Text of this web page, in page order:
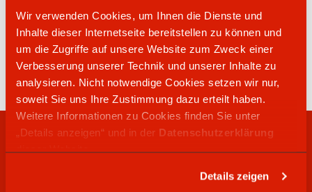
Wir verwenden Cookies, um Ihnen die Dienste und
Inhalte dieser Internetseite bereitstellen zu können und
um die Zugriffe auf unsere Website zum Zweck einer
Verbesserung unserer Technik und unserer Inhalte zu
analysieren. Nicht notwendige Cookies setzen wir nur,
soweit Sie uns Ihre Zustimmung dazu erteilt haben.
Weitere Informationen zu Cookies finden Sie unter
„Details anzeigen“ und in der Datenschutzerklärung
dieser Website.
Details zeigen
04202 2729
Uphuser Heerstraße 60 a
28832 Achim
RECHTLICHES